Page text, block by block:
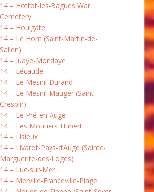
14 – Hottot-les-Bagues War
Cemetery
14 – Houlgate
14 – Le Hom (Saint-Martin-de-
Sallen)
14 – Juaye-Mondaye
14 – Lécaude
14 – Le Mesnil-Durand
14 – Le Mesnil-Mauger (Saint-
Crespin)
14 – Le Pré-en-Auge
14 – Les Moutiers-Hubert
14 – Lisieux
14 – Livarot-Pays-d’Auge (Sainte-
Marguerite-des-Loges)
14 – Luc-sur-Mer
14 – Merville-Franceville-Plage